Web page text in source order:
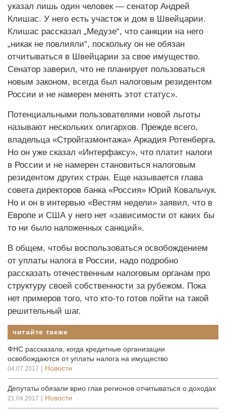
указал лишь один человек — сенатор Андрей
Клишас. У него есть участок и дом в Швейцарии.
Клишас рассказал „Медузе“, что санкции на него
„никак не повлияли“, поскольку он не обязан
отчитываться в Швейцарии за свое имущество.
Сенатор заверил, что не планирует пользоваться
новым законом, всегда был налоговым резидентом
России и не намерен менять этот статус».
Потенциальными пользователями новой льготы
называют нескольких олигархов. Прежде всего,
владельца «Стройгазмонтажа» Аркадия Ротенберга.
Но он уже сказал «Интерфаксу», что платит налоги
в России и не намерен становиться налоговым
резидентом других стран. Еще называется глава
совета директоров банка «Россия» Юрий Ковальчук.
Но и он в интервью «Вестям недели» заявил, что в
Европе и США у него нет «зависимости от каких бы
то ни было наложенных санкций».
В общем, чтобы воспользоваться освобождением
от уплаты налога в России, надо подробно
рассказать отечественным налоговым органам про
структуру своей собственности за рубежом. Пока
нет примеров того, что кто-то готов пойти на такой
решительный шаг.
читайте также
ФНС рассказала, когда кредитные организации
освобождаются от уплаты налога на имущество
04.07.2017 | Новости
Депутаты обязали врио глав регионов отчитываться о доходах
21.04.2017 | Новости